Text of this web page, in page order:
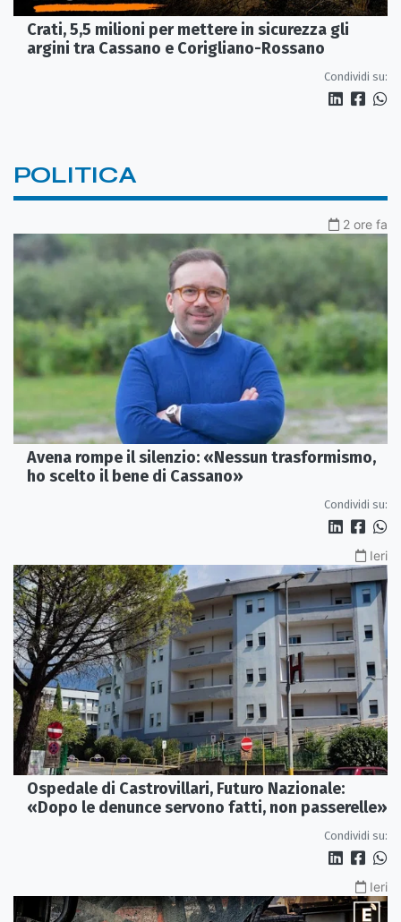
Crati, 5,5 milioni per mettere in sicurezza gli
argini tra Cassano e Corigliano-Rossano
Condividi su:
POLITICA
2 ore fa
Avena rompe il silenzio: «Nessun trasformismo,
ho scelto il bene di Cassano»
Condividi su:
Ieri
Ospedale di Castrovillari, Futuro Nazionale:
«Dopo le denunce servono fatti, non passerelle»
Condividi su:
Ieri